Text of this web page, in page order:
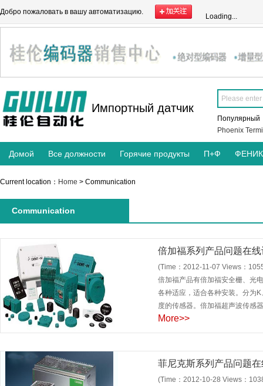
Добро пожаловать в вашу автоматизацию.
Loading...
Импортный датчик
Популярный
Phoenix
Домой Все должности Горячие продукты П+Ф
Current location： Home > Communication
Communication
倍加福系列产品问题在
(Time：2012-11-07 Views：
倍加福产品有倍加福安全栅、光
各种适应，适合各种安装。分为
度的传感器。倍加福超声波传感
More>>
菲尼克斯系列产品问题
(Time：2012-10-28 Views：